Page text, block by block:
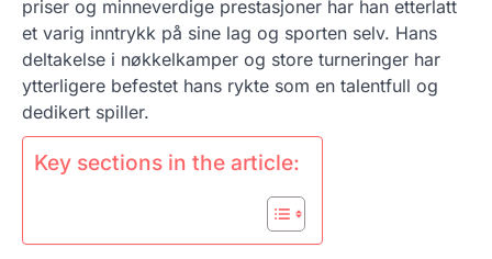
priser og minneverdige prestasjoner har han etterlatt
et varig inntrykk på sine lag og sporten selv. Hans
deltakelse i nøkkelkamper og store turneringer har
ytterligere befestet hans rykte som en talentfull og
dedikert spiller.
Key sections in the article: